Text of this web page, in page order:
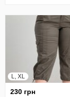
L, XL
230 грн